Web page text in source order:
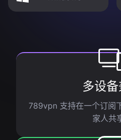
多设
789vpn 支持在一个订阅
家人共